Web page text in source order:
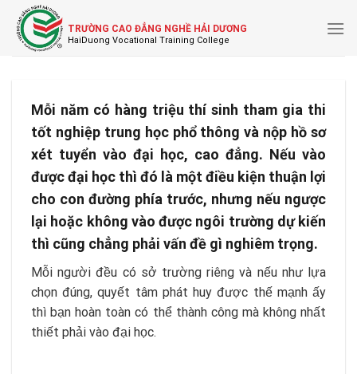
Skip
content
TRƯỜNG CAO ĐẲNG NGHỀ HẢI DƯƠNG
Mỗi năm có hàng triệu thí sinh tham gia thi
tốt nghiệp trung học phổ thông và nộp hồ sơ
xét tuyển vào đại học, cao đẳng. Nếu vào
được đại học thì đó là một điều kiện thuận lợi
cho con đường phía trước, nhưng nếu ngược
lại hoặc không vào được ngôi trường dự kiến
thì cũng chẳng phải vấn đề gì nghiêm trọng.
Mỗi người đều có sở trường riêng và nếu như lựa
chọn đúng, quyết tâm phát huy được thế mạnh ấy
thì bạn hoàn toàn có thể thành công mà không nhất
thiết phải vào đại học.